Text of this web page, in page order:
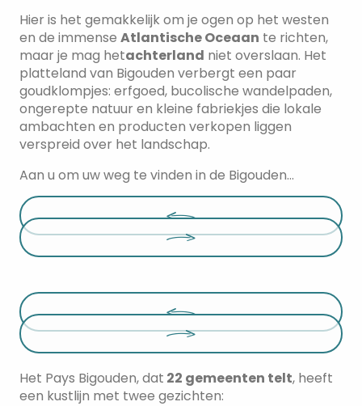
Hier is het gemakkelijk om je ogen op het westen
en de immense Atlantische Oceaan te richten,
maar je mag hetachterland niet overslaan. Het
platteland van Bigouden verbergt een paar
goudklompjes: erfgoed, bucolische wandelpaden,
ongerepte natuur en kleine fabriekjes die lokale
ambachten en producten verkopen liggen
verspreid over het landschap.
Aan u om uw weg te vinden in de Bigouden…
Het Pays Bigouden, dat 22 gemeenten telt, heeft
een kustlijn met twee gezichten: